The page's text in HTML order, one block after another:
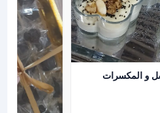
نبوية بالعسل و المكسرات
و المكسرات